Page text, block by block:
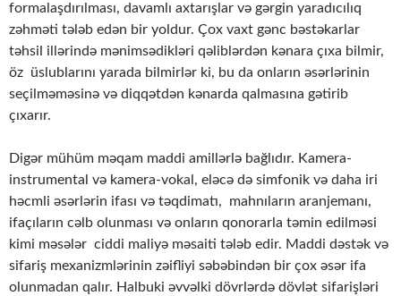
formalaşdırılması, davamlı axtarışlar və gərgin yaradıcılıq
zəhməti tələb edən bir yoldur. Çox vaxt gənc bəstəkarlar
təhsil illərində mənimsədikləri qəliblərdən kənara çıxa bilmir,
öz üslublarını yarada bilmirlər ki, bu da onların əsərlərinin
seçilməməsinə və diqqətdən kənarda qalmasına gətirib
çıxarır.
Digər mühüm məqam maddi amillərlə bağlıdır. Kamera-
instrumental və kamera-vokal, eləcə də simfonik və daha iri
həcmli əsərlərin ifası və təqdimatı, mahnıların aranjemanı,
ifaçıların cəlb olunması və onların qonorarla təmin edilməsi
kimi məsələr ciddi maliyə məsaiti tələb edir. Maddi dəstək və
sifariş mexanizmlərinin zəifliyi səbəbindən bir çox əsər ifa
olunmadan qalır. Halbuki əvvəlki dövrlərdə dövlət sifarişləri